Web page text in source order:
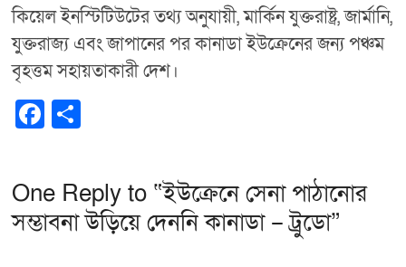
কিয়েল ইনস্টিটিউটের তথ্য অনুযায়ী, মার্কিন যুক্তরাষ্ট্র, জার্মানি,
যুক্তরাজ্য এবং জাপানের পর কানাডা ইউক্রেনের জন্য পঞ্চম
বৃহত্তম সহায়তাকারী দেশ।
F
e
b
e
One Reply to “ইউক্রেনে সেনা পাঠানোর
সম্ভাবনা উড়িয়ে দেননি কানাডা – ট্রুডো”